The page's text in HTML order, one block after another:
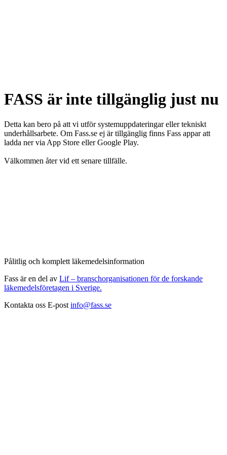
FASS är inte tillgänglig just nu
Detta kan bero på att vi utför systemuppdateringar eller tekniskt
underhållsarbete. Om Fass.se ej är tillgänglig finns Fass appar att
ladda ner via App Store eller Google Play.
Välkommen åter vid ett senare tillfälle.
Pålitlig och komplett läkemedelsinformation
Fass är en del av Lif – branschorganisationen för de forskande
läkemedelsföretagen i Sverige.
Kontakta oss E-post info@fass.se